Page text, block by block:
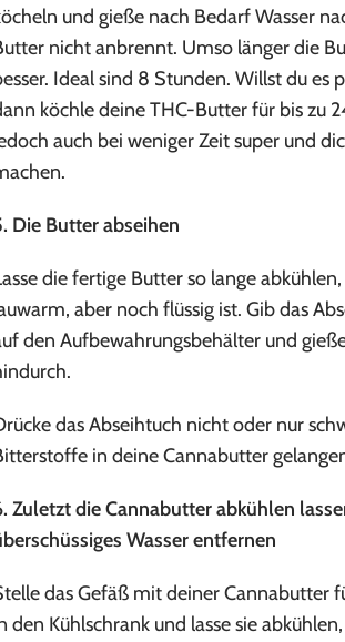
und gieße nach Bedarf Wasser
nicht anbrennt. Umso länger die
Ideal sind 8 Stunden. Willst du es
köchle deine THC-Butter für bis zu
auch bei weniger Zeit super und
Die Butter abseihen
die fertige Butter so lange
aber noch flüssig ist. Gib das
den Aufbewahrungsbehälter und
das Abseihtuch nicht oder nur
in deine Cannabutter
Zuletzt die Cannabutter abkühlen
Wasser entfernen
das Gefäß mit deiner Cannabutter
den Kühlschrank und lasse sie